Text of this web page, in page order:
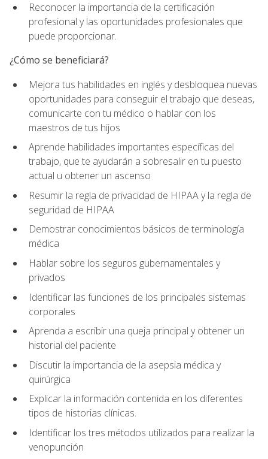
Reconocer la importancia de la certificación
profesional y las oportunidades profesionales que
puede proporcionar.
¿Cómo se beneficiará?
Mejora tus habilidades en inglés y desbloquea nuevas
oportunidades para conseguir el trabajo que deseas,
comunicarte con tu médico o hablar con los
maestros de tus hijos
Aprende habilidades importantes específicas del
trabajo, que te ayudarán a sobresalir en tu puesto
actual u obtener un ascenso
Resumir la regla de privacidad de HIPAA y la regla de
seguridad de HIPAA
Demostrar conocimientos básicos de terminología
médica
Hablar sobre los seguros gubernamentales y
privados
Identificar las funciones de los principales sistemas
corporales
Aprenda a escribir una queja principal y obtener un
historial del paciente
Discutir la importancia de la asepsia médica y
quirúrgica
Explicar la información contenida en los diferentes
tipos de historias clínicas.
Identificar los tres métodos utilizados para realizar la
venopunción